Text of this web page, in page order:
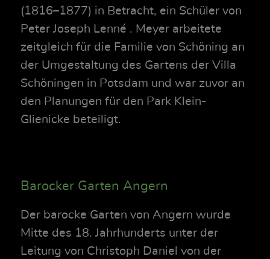
(1816–1877) in Betracht, ein Schüler von
Peter Joseph Lenné . Meyer arbeitete
zeitgleich für die Familie von Schöning an
der Umgestaltung des Gartens der Villa
Schöningen in Potsdam und war zuvor an
den Planungen für den Park Klein-
Glienicke beteiligt.
Barocker Garten Angern
Der barocke Garten von Angern wurde
Mitte des 18. Jahrhunderts unter der
Leitung von Christoph Daniel von der